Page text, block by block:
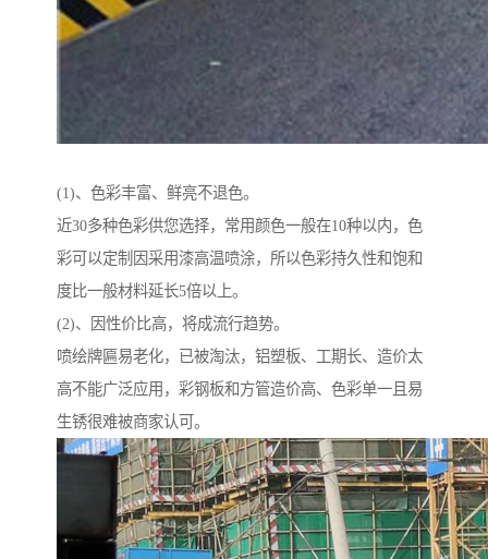
(1)、色彩丰富、鲜亮不退色。
近30多种色彩供您选择，常用颜色一般在10种以内，色
彩可以定制因采用漆高温喷涂，所以色彩持久性和饱和
度比一般材料延长5倍以上。
(2)、因性价比高，将成流行趋势。
喷绘牌匾易老化，已被淘汰，铝塑板、工期长、造价太
高不能广泛应用，彩钢板和方管造价高、色彩单一且易
生锈很难被商家认可。